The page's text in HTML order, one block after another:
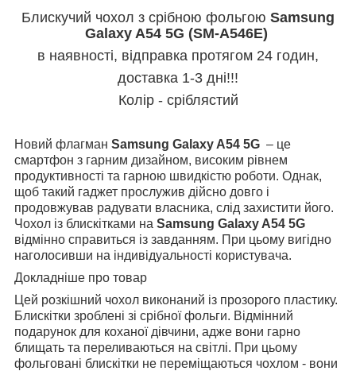
Блискучий чохол з срібною фольгою Samsung
Galaxy A54 5G (SM-A546E)
в наявності, відправка протягом 24 годин,
доставка 1-3 дні!!!
Колір - сріблястий
Новий флагман Samsung Galaxy A54 5G – це
смартфон з гарним дизайном, високим рівнем
продуктивності та гарною швидкістю роботи. Однак,
щоб такий гаджет прослужив дійсно довго і
продовжував радувати власника, слід захистити його.
Чохол із блискітками на Samsung Galaxy A54 5G
відмінно справиться із завданням. При цьому вигідно
наголосивши на індивідуальності користувача.
Докладніше про товар
Цей розкішний чохол виконаний із прозорого пластику.
Блискітки зроблені зі срібної фольги. Відмінний
подарунок для коханої дівчини, адже вони гарно
блищать та переливаються на світлі. При цьому
фольговані блискітки не переміщаються чохлом - вони